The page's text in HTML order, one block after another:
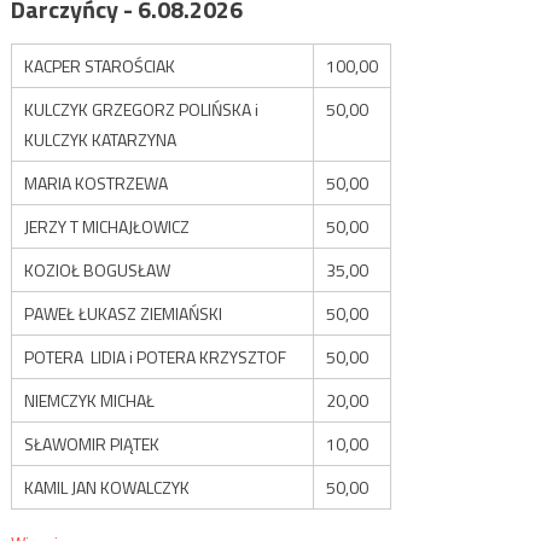
Darczyńcy - 6.08.2026
KACPER STAROŚCIAK
100,00
KULCZYK GRZEGORZ POLIŃSKA i
KULCZYK KATARZYNA
50,00
MARIA KOSTRZEWA
50,00
JERZY T MICHAJŁOWICZ
50,00
KOZIOŁ BOGUSŁAW
35,00
PAWEŁ ŁUKASZ ZIEMIAŃSKI
50,00
POTERA LIDIA i POTERA KRZYSZTOF
50,00
NIEMCZYK MICHAŁ
20,00
SŁAWOMIR PIĄTEK
10,00
KAMIL JAN KOWALCZYK
50,00